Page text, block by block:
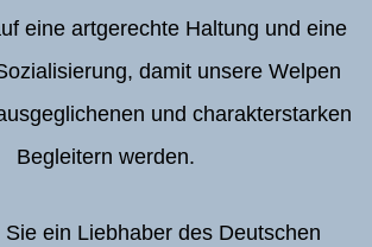
eine artgerechte Haltung und eine
damit unsere Welpen
und charakterstarken
Begleitern werden.
ein Liebhaber des Deutschen